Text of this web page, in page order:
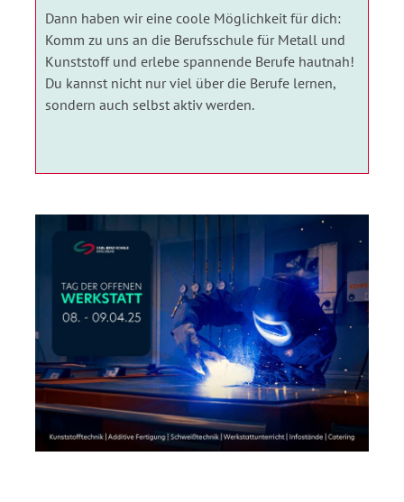
Dann haben wir eine coole Möglichkeit für dich:
Komm zu uns an die Berufsschule für Metall und
Kunststoff und erlebe spannende Berufe hautnah!
Du kannst nicht nur viel über die Berufe lernen,
sondern auch selbst aktiv werden.